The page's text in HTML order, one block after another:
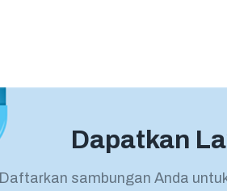
Dapatkan
Daftarkan sambungan Anda